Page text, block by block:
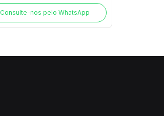
Consulte-nos pelo WhatsApp